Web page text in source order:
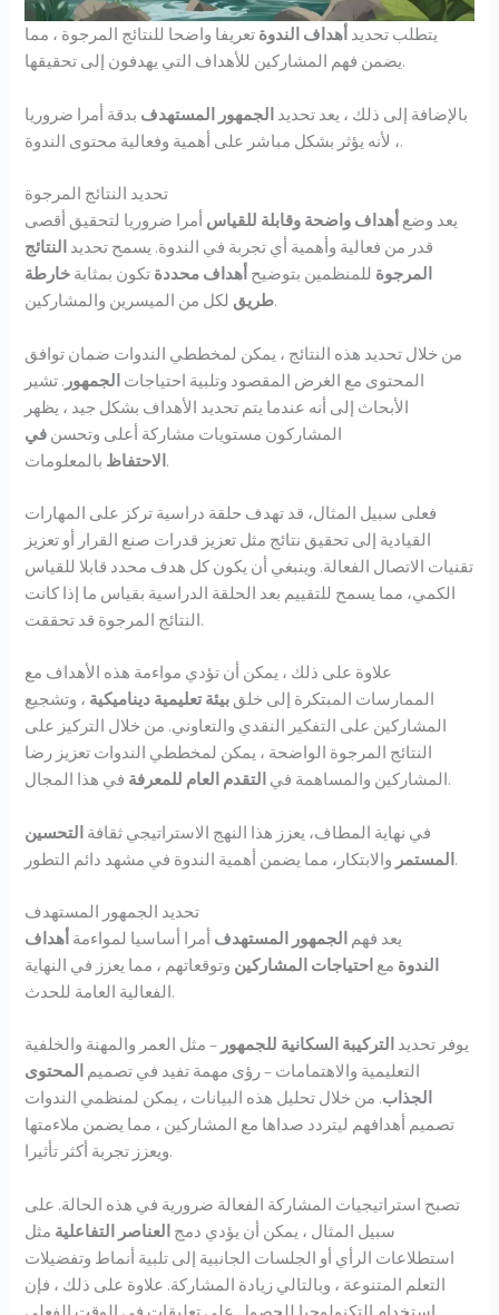
يتطلب تحديد أهداف الندوة تعريفا واضحا للنتائج المرجوة ، مما
يضمن فهم المشاركين للأهداف التي يهدفون إلى تحقيقها.
بالإضافة إلى ذلك ، يعد تحديد الجمهور المستهدف بدقة أمرا ضروريا
، لأنه يؤثر بشكل مباشر على أهمية وفعالية محتوى الندوة.
تحديد النتائج المرجوة
يعد وضع أهداف واضحة وقابلة للقياس أمرا ضروريا لتحقيق أقصى
قدر من فعالية وأهمية أي تجربة في الندوة. يسمح تحديد النتائج
المرجوة للمنظمين بتوضيح أهداف محددة تكون بمثابة خارطة
طريقلكل من الميسرين والمشاركين.
من خلال تحديد هذه النتائج ، يمكن لمخططي الندوات ضمان توافق
المحتوى مع الغرض المقصود وتلبية احتياجات الجمهور . تشير
الأبحاث إلى أنه عندما يتم تحديد الأهداف بشكل جيد ، يظهر
المشاركون مستويات مشاركة أعلى وتحسن في
الاحتفاظبالمعلومات.
فعلى سبيل المثال، قد تهدف حلقة دراسية تركز على المهارات
القيادية إلى تحقيق نتائج مثل تعزيز قدرات صنع القرار أو تعزيز
تقنيات الاتصال الفعالة. وينبغي أن يكون كل هدف محدد قابلا للقياس
الكمي، مما يسمح للتقييم بعد الحلقة الدراسية بقياس ما إذا كانت
النتائج المرجوة قد تحققت.
علاوة على ذلك ، يمكن أن تؤدي مواءمة هذه الأهداف مع
الممارسات المبتكرة إلى خلق بيئة تعليمية ديناميكية ، وتشجيع
المشاركين على التفكير النقدي والتعاوني. من خلال التركيز على
النتائج المرجوة الواضحة ، يمكن لمخططي الندوات تعزيز رضا
المشاركين والمساهمة في التقدم العام للمعرفة في هذا المجال.
في نهاية المطاف، يعزز هذا النهج الاستراتيجي ثقافة التحسين
المستمروالابتكار، مما يضمن أهمية الندوة في مشهد دائم التطور.
تحديد الجمهور المستهدف
يعد فهم الجمهور المستهدف أمرا أساسيا لمواءمة أهداف
الندوة مع احتياجات المشاركين وتوقعاتهم ، مما يعزز في النهاية
الفعالية العامة للحدث.
يوفر تحديد التركيبة السكانية للجمهور – مثل العمر والمهنة والخلفية
التعليمية والاهتمامات – رؤى مهمة تفيد في تصميم المحتوى
الجذاب. من خلال تحليل هذه البيانات ، يمكن لمنظمي الندوات
تصميم أهدافهم ليتردد صداها مع المشاركين ، مما يضمن ملاءمتها
ويعزز تجربة أكثر تأثيرا.
تصبح استراتيجيات المشاركة الفعالة ضرورية في هذه الحالة. على
سبيل المثال ، يمكن أن يؤدي دمج العناصر التفاعلية مثل
استطلاعات الرأي أو الجلسات الجانبية إلى تلبية أنماط وتفضيلات
التعلم المتنوعة ، وبالتالي زيادة المشاركة. علاوة على ذلك ، فإن
استخدام التكنولوجيا للحصول على تعليقات في الوقت الفعلي